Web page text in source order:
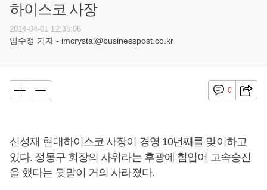
하이스코 사장
2014-04-01 12:35:06
임수정 기자 - imcrystal@businesspost.co.kr
0
신성재 현대하이스코 사장이 경영 10년째를 맞이하고
있다. 정몽구 회장의 사위라는 후광에 힘입어 고속승진
을 했다는 뒷말이 거의 사라졌다.